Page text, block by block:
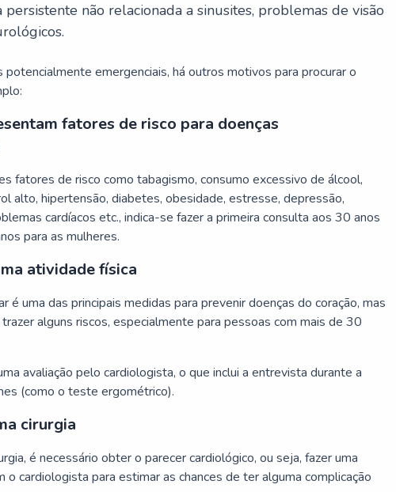
persistente não relacionada a sinusites, problemas de visão
emergenciais, há outros motivos para procurar o
fatores de risco para doenças
fatores de risco como tabagismo, consumo excessivo de álcool,
alto, hipertensão, diabetes, obesidade, estresse, depressão,
cardíacos etc., indica-se fazer a primeira consulta aos 30 anos
para as mulheres.
atividade física
é uma das principais medidas para prevenir doenças do coração, mas
alguns riscos, especialmente para pessoas com mais de 30
avaliação pelo cardiologista, o que inclui a entrevista durante a
(como o teste ergométrico).
cirurgia
é necessário obter o parecer cardiológico, ou seja, fazer uma
o cardiologista para estimar as chances de ter alguma complicação